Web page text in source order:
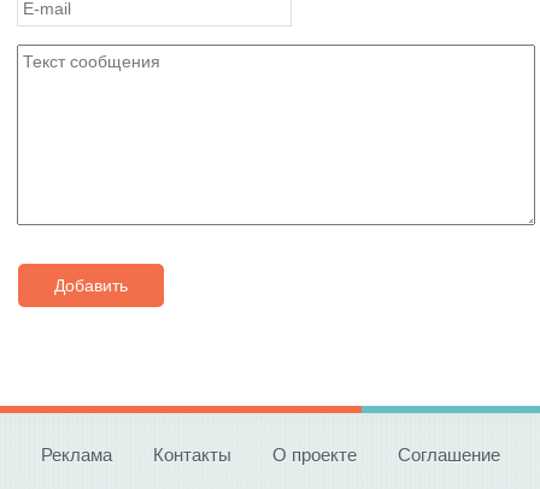
Добавить
Реклама Контакты О проекте Соглашение